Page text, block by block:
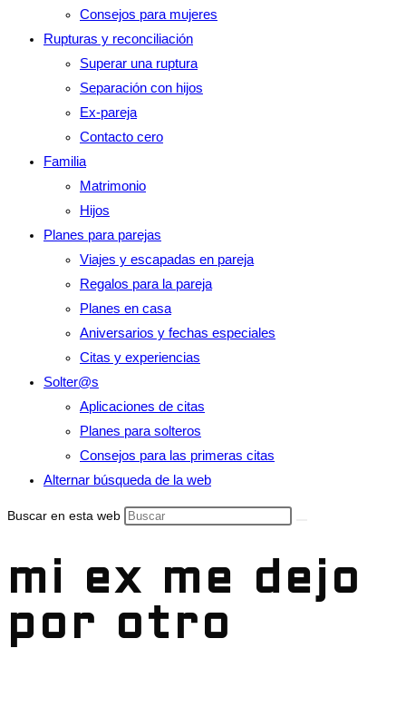
Consejos para mujeres
Rupturas y reconciliación
Superar una ruptura
Separación con hijos
Ex-pareja
Contacto cero
Familia
Matrimonio
Hijos
Planes para parejas
Viajes y escapadas en pareja
Regalos para la pareja
Planes en casa
Aniversarios y fechas especiales
Citas y experiencias
Solter@s
Aplicaciones de citas
Planes para solteros
Consejos para las primeras citas
Alternar búsqueda de la web
Buscar en esta web
mi ex me dejo
por otro